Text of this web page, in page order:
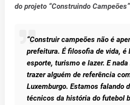
do projeto “Construindo Campeões”
“Construir campeões não é
prefeitura. É filosofia de vida, é
esporte, turismo e lazer. E
trazer alguém de referência
Luxemburgo. Estamos falando
técnicos da história do futebol